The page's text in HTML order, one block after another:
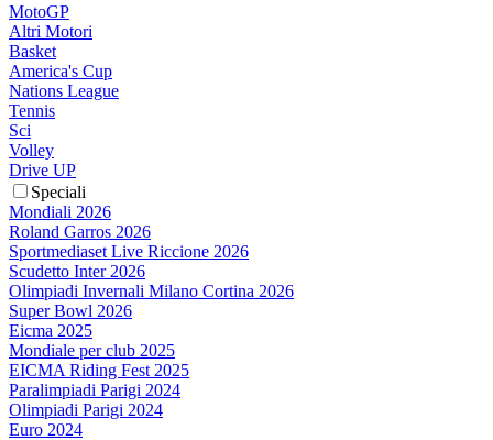
MotoGP
Altri Motori
Basket
America's Cup
Nations League
Tennis
Sci
Volley
Drive UP
Speciali
Mondiali 2026
Roland Garros 2026
Sportmediaset Live Riccione 2026
Scudetto Inter 2026
Olimpiadi Invernali Milano Cortina 2026
Super Bowl 2026
Eicma 2025
Mondiale per club 2025
EICMA Riding Fest 2025
Paralimpiadi Parigi 2024
Olimpiadi Parigi 2024
Euro 2024